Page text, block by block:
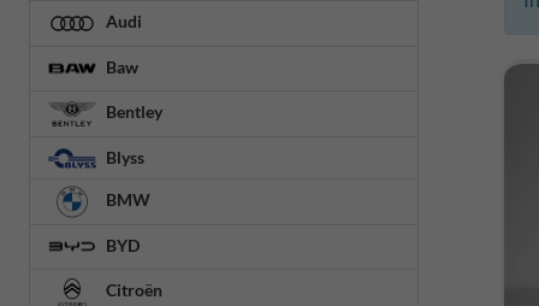
Audi
Baw
Bentley
Blyss
BMW
BYD
Citroën